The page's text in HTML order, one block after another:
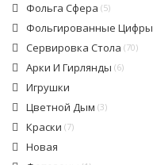
Фольга Сфера (5)
Фольгированные Цифры
Сервировка Стола (70)
Арки И Гирлянды (6)
Игрушки
Цветной Дым (3)
Краски (7)
Новая